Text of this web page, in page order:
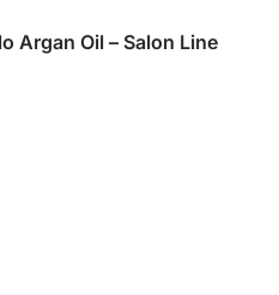
Argan Oil – Salon Line